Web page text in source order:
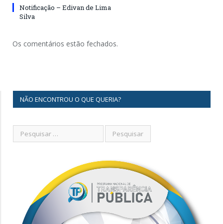
Notificação – Edivan de Lima
Silva
Os comentários estão fechados.
NÃO ENCONTROU O QUE QUERIA?